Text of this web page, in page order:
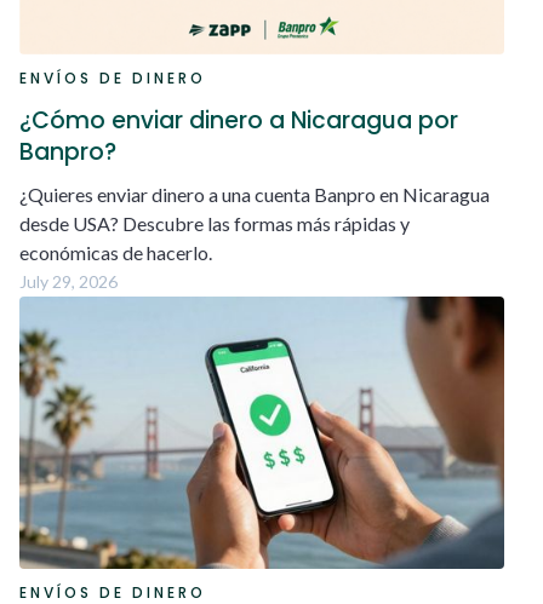
ENVÍOS DE DINERO
¿Cómo enviar dinero a Nicaragua por
Banpro?
¿Quieres enviar dinero a una cuenta Banpro en Nicaragua
desde USA? Descubre las formas más rápidas y
económicas de hacerlo.
July 29, 2026
ENVÍOS DE DINERO